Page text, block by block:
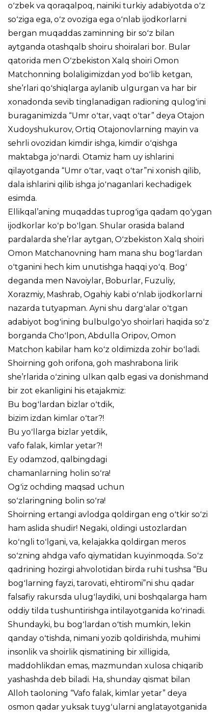
oʻzbek va qoraqalpoq, nainiki turkiy adabiyotda oʻz
soʻziga ega, oʻz ovoziga ega oʻnlab ijodkorlarni
bergan muqaddas zaminning bir soʻz bilan
aytganda otashqalb shoiru shoiralari bor. Bular
qatorida men Oʻzbekiston Xalq shoiri Omon
Matchonning bolaligimizdan yod boʻlib ketgan,
she’rlari qoʻshiqlarga aylanib ulgurgan va har bir
xonadonda sevib tinglanadigan radioning qulogʻini
buraganimizda “Umr oʻtar, vaqt oʻtar” deya Otajon
Xudoyshukurov, Ortiq Otajonovlarning mayin va
sehrli ovozidan kimdir ishga, kimdir oʻqishga
maktabga joʻnardi. Otamiz ham uy ishlarini
qilayotganda “Umr oʻtar, vaqt oʻtar”ni xonish qilib,
dala ishlarini qilib ishga joʻnaganlari kechadigek
esimda.
Ellikqal’aning muqaddas tuprogʻiga qadam qoʻygan
ijodkorlar koʻp boʻlgan. Shular orasida baland
pardalarda she’rlar aytgan, Oʻzbekiston Xalq shoiri
Omon Matchanovning ham mana shu bogʻlardan
oʻtganini hech kim unutishga haqqi yoʻq. Bogʻ
deganda men Navoiylar, Boburlar, Fuzuliy,
Xorazmiy, Mashrab, Ogahiy kabi oʻnlab ijodkorlarni
nazarda tutyapman. Ayni shu dargʻalar oʻtgan
adabiyot bogʻining bulbulgoʻyo shoirlari haqida soʻz
borganda Choʻlpon, Abdulla Oripov, Omon
Matchon kabilar ham koʻz oldimizda zohir boʻladi.
Shoirning goh orifona, goh mashrabona lirik
she’rlarida oʻzining ulkan qalb egasi va donishmand
bir zot ekanligini his etajakmiz:
Bu bogʻlardan bizlar oʻtdik,
bizim izdan kimlar oʻtar?!
Bu yoʻllarga bizlar yetdik,
vafo falak, kimlar yetar?!
Ey odamzod, qalbingdagi
chamanlarning holin soʻra!
Ogʻiz ochding maqsad uchun
soʻzlaringning bolin soʻra!
Shoirning ertangi avlodga qoldirgan eng oʻtkir soʻzi
ham aslida shudir! Negaki, oldingi ustozlardan
koʻngli toʻlgani, va, kelajakka qoldirgan meros
soʻzning ahdga vafo qiymatidan kuyinmoqda. Soʻz
qadrining hozirgi ahvolotidan birda ruhi tushsa “Bu
bogʻlarning fayzi, tarovati, ehtiromi”ni shu qadar
falsafiy rakursda ulugʻlaydiki, uni boshqalarga ham
oddiy tilda tushuntirishga intilayotganida koʻrinadi.
Shundayki, bu bogʻlardan oʻtish mumkin, lekin
qanday oʻtishda, nimani yozib qoldirishda, muhimi
insonlik va shoirlik qismatining bir xilligida,
maddohlikdan emas, mazmundan xulosa chiqarib
yashashda deb biladi. Ha, shunday qismat bilan
Alloh taoloning “Vafo falak, kimlar yetar” deya
osmon qadar yuksak tuygʻularni anglatayotganida